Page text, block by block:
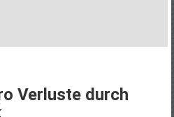
Verluste durch